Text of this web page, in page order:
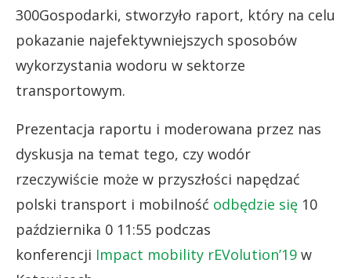
300Gospodarki, stworzyło raport, który na celu
pokazanie najefektywniejszych sposobów
wykorzystania wodoru w sektorze
transportowym.
Prezentacja raportu i moderowana przez nas
dyskusja na temat tego, czy wodór
rzeczywiście może w przyszłości napędzać
polski transport i mobilność odbędzie się 10
października 0 11:55 podczas
konferencji Impact mobility rEVolution’19 w